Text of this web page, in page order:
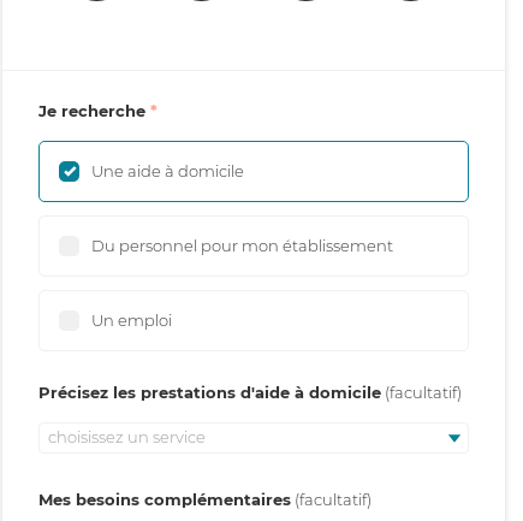
Je recherche
Une aide à domicile
Du personnel pour mon établissement
Un emploi
Précisez les prestations d'aide à domicile
choisissez un service
Mes besoins complémentaires